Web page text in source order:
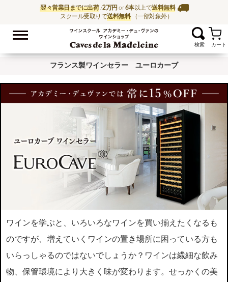
翌々営業日までに出荷/2万円 or6本以上で送料無料
スクール受取りで送料無料 （一部対象外）
ワイン通販ならワイ
お気に入
フランス製ワインセラー ユーロカーブ
ワインを学ぶと、いろいろなワインを買い揃えたくなるも
のですが、増えていくワインの置き場所に困っている方も
いらっしゃるのではないでしょうか？ワインは繊細な飲み
物、保管環境により大きく味が変わります。せっかくの美